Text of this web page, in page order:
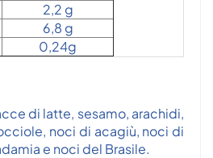
2,2 g
6,8 g
0,24g
di latte, sesamo, arachidi,
noci di acagiù, noci di
e noci del Brasile.